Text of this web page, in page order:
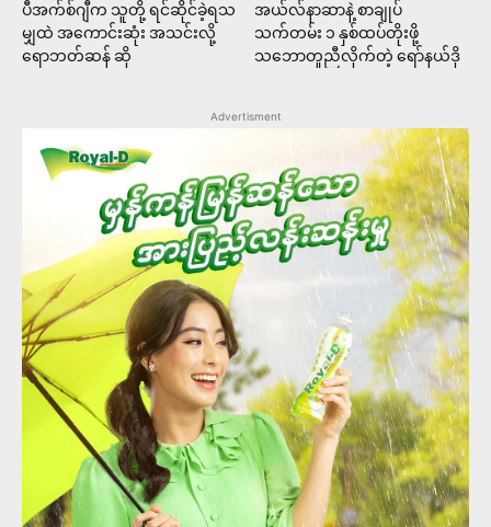
ပီအက်စ်ဂျီက သူတို့ ရင်ဆိုင်ခဲ့ရသ
မျှထဲ အကောင်းဆုံး အသင်းလို့
ရောဘတ်ဆန် ဆို
အယ်လ်နာဆာနဲ့ စာချုပ်
သက်တမ်း ၁ နှစ်ထပ်တိုးဖို့
သဘောတူညီလိုက်တဲ့ ရော်နယ်ဒို
Advertisment